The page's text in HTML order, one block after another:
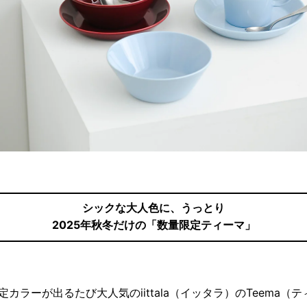
シックな大人色に、うっとり
2025年秋冬だけの「数量限定ティーマ」
カラーが出るたび大人気のiittala（イッタラ）のTeema（テ